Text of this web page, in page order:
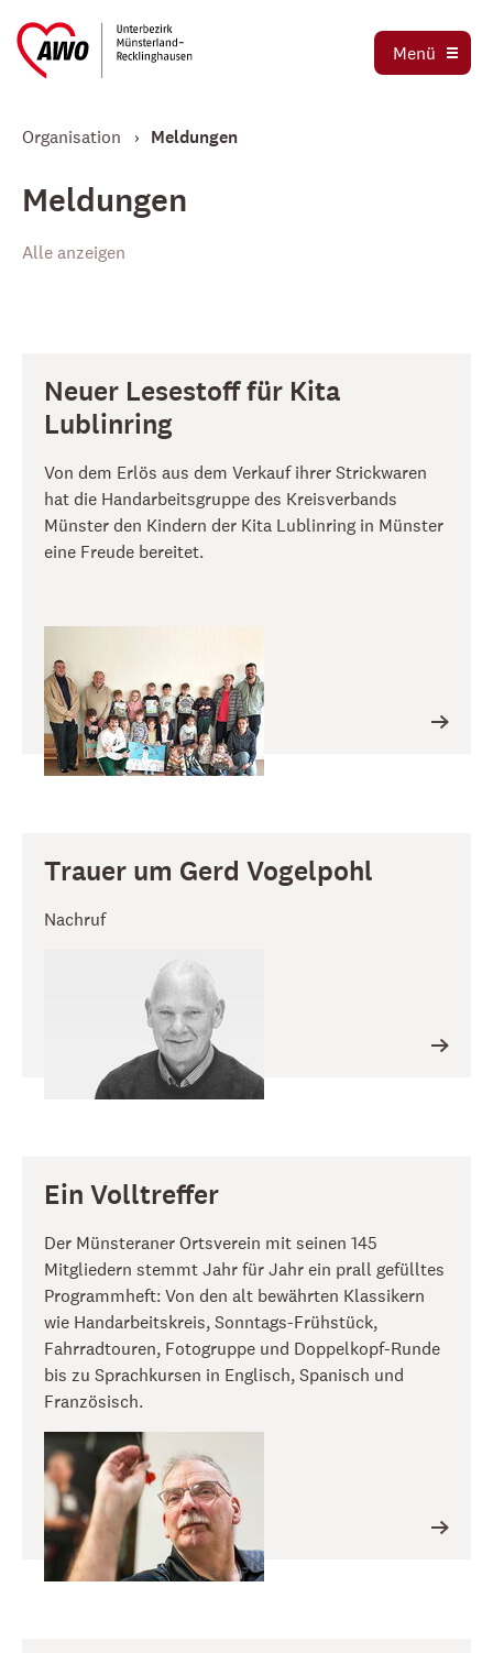
Menü
Organigramm
Betriebsrat
Schwerbehindertenvertretung
Ausbildung und Praktika
Jetzt spenden
Organisation Meldungen
Meldungen
Alle anzeigen
Neuer Lesestoff für Kita
Lublinring
Von dem Erlös aus dem Verkauf ihrer Strickwaren
hat die Handarbeitsgruppe des Kreisverbands
Münster den Kindern der Kita Lublinring in Münster
eine Freude bereitet.
Trauer um Gerd Vogelpohl
Nachruf
Ein Volltreffer
Der Münsteraner Ortsverein mit seinen 145
Mitgliedern stemmt Jahr für Jahr ein prall gefülltes
Programmheft: Von den alt bewährten Klassikern
wie Handarbeitskreis, Sonntags-Frühstück,
Fahrradtouren, Fotogruppe und Doppelkopf-Runde
bis zu Sprachkursen in Englisch, Spanisch und
Französisch.